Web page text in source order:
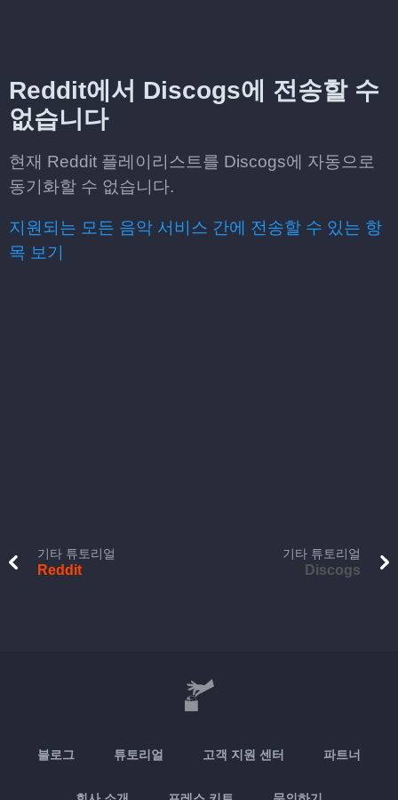
Reddit에서 Discogs에 전송할 수
없습니다
현재 Reddit 플레이리스트를 Discogs에 자동으로
동기화할 수 없습니다.
지원되는 모든 음악 서비스 간에 전송할 수 있는 항
목 보기
기타 튜토리얼
Reddit
기타 튜토리얼
Discogs
블로그 튜토리얼 고객 지원 센터 파트너